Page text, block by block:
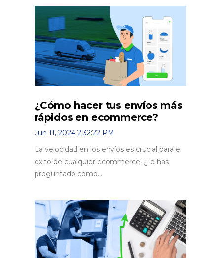
¿Cómo hacer tus envíos más
rápidos en ecommerce?
Jun 11, 2024 2:32:22 PM
La velocidad en los envíos es crucial para el
éxito de cualquier ecommerce. ¿Te has
preguntado cómo...